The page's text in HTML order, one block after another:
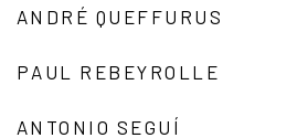
ANDRÉ QUEFFURUS
PAUL REBEYROLLE
ANTONIO SEGUÍ